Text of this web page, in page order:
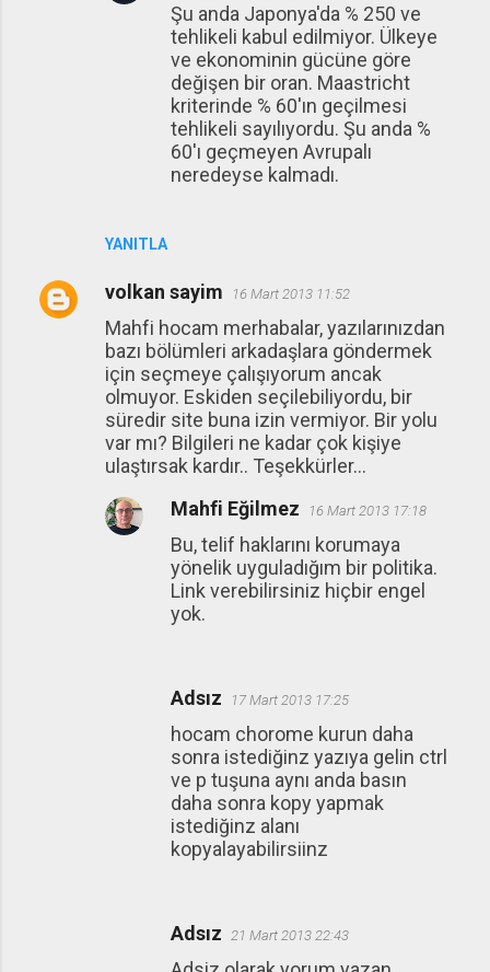
YANITLA
Şu anda Japonya'da % 250 ve
tehlikeli kabul edilmiyor. Ülkeye
ve ekonominin gücüne göre
değişen bir oran. Maastricht
kriterinde % 60'ın geçilmesi
tehlikeli sayılıyordu. Şu anda %
60'ı geçmeyen Avrupalı
neredeyse kalmadı.
volkan sayim 16 Mart 2013 11:52
Mahfi hocam merhabalar, yazılarınızdan
bazı bölümleri arkadaşlara göndermek
için seçmeye çalışıyorum ancak
olmuyor. Eskiden seçilebiliyordu, bir
süredir site buna izin vermiyor. Bir yolu
var mı? Bilgileri ne kadar çok kişiye
ulaştırsak kardır.. Teşekkürler...
Mahfi Eğilmez 16 Mart 2013 17:18
Bu, telif haklarını korumaya
yönelik uyguladığım bir politika.
Link verebilirsiniz hiçbir engel
yok.
Adsız 17 Mart 2013 17:25
hocam chorome kurun daha
sonra istediğinz yazıya gelin ctrl
ve p tuşuna aynı anda basın
daha sonra kopy yapmak
istediğinz alanı
kopyalayabilirsiinz
Adsız 21 Mart 2013 22:43